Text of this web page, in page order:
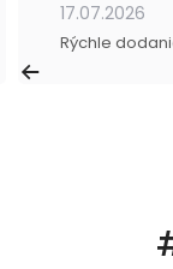
17.07.2026
Rýchle